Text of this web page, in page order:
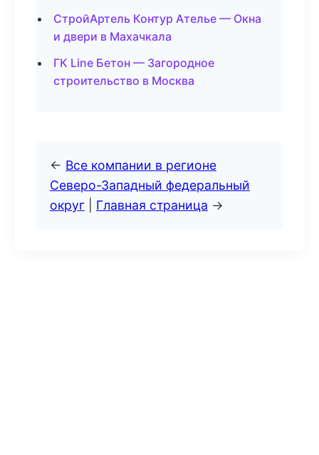
СтройАртель Контур Ателье — Окна
и двери в Махачкала
ГК Line Бетон — Загородное
строительство в Москва
← Все компании в регионе
Северо-Западный федеральный
округ
Главная страница →